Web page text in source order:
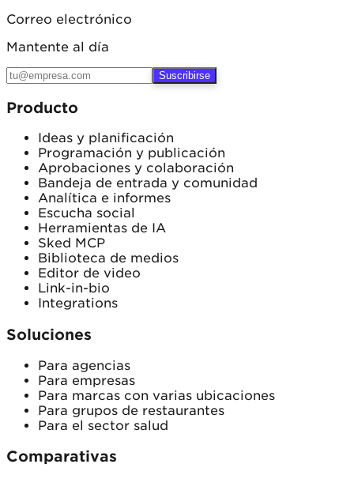
Correo electrónico
Mantente al día
Suscribirse
Producto
Ideas y planificación
Programación y publicación
Aprobaciones y colaboración
Bandeja de entrada y comunidad
Analítica e informes
Escucha social
Herramientas de IA
Sked MCP
Biblioteca de medios
Editor de video
Link-in-bio
Integrations
Soluciones
Para agencias
Para empresas
Para marcas con varias ubicaciones
Para grupos de restaurantes
Para el sector salud
Comparativas